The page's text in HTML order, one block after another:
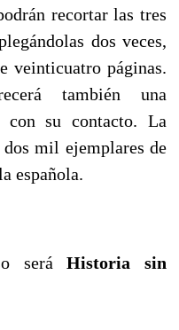
recortar las tres
dos veces,
veinticuatro páginas.
también una
con su contacto. La
mil ejemplares de
española.
seráHistoria sin